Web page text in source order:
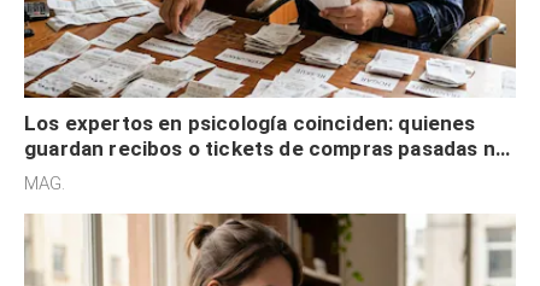
Los expertos en psicología coinciden: quienes
guardan recibos o tickets de compras pasadas no
son acumuladores, sino que tienen necesidad de
MAG.